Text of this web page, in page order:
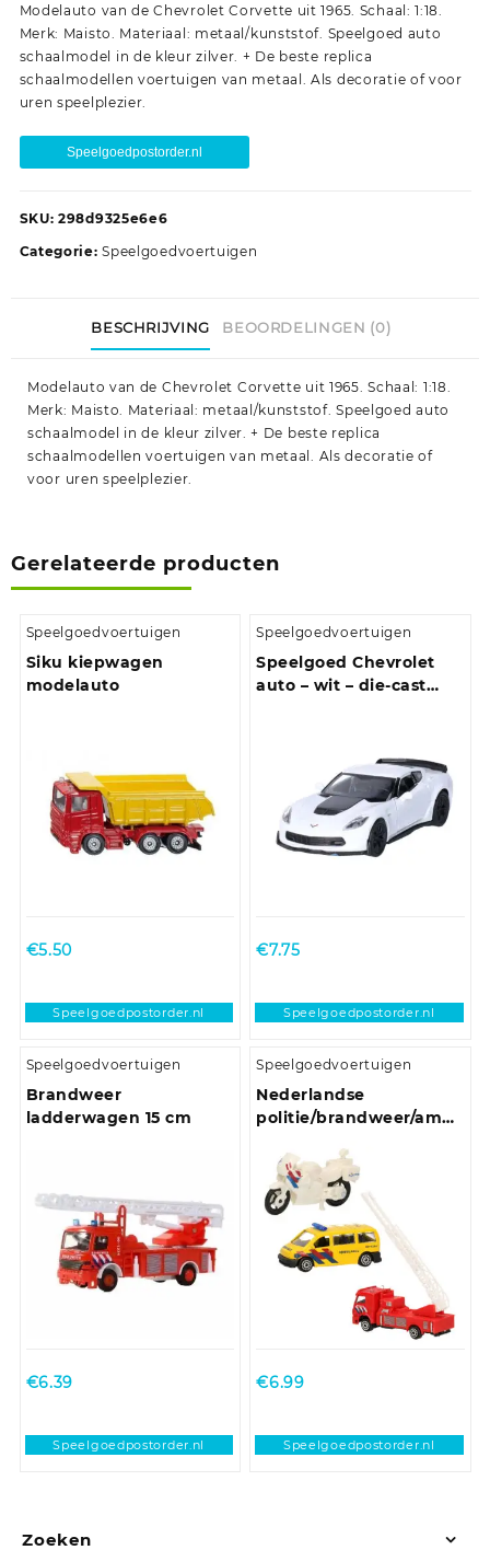
Modelauto van de Chevrolet Corvette uit 1965. Schaal: 1:18.
Merk: Maisto. Materiaal: metaal/kunststof. Speelgoed auto
schaalmodel in de kleur zilver. + De beste replica
schaalmodellen voertuigen van metaal. Als decoratie of voor
uren speelplezier.
Speelgoedpostorder.nl
SKU: 298d9325e6e6
Categorie:Speelgoedvoertuigen
BESCHRIJVING BEOORDELINGEN (0)
Modelauto van de Chevrolet Corvette uit 1965. Schaal: 1:18.
Merk: Maisto. Materiaal: metaal/kunststof. Speelgoed auto
schaalmodel in de kleur zilver. + De beste replica
schaalmodellen voertuigen van metaal. Als decoratie of
voor uren speelplezier.
Gerelateerde producten
Speelgoedvoertuigen
Siku kiepwagen
modelauto
€5.50
Speelgoedpostorder.nl
Speelgoedvoertuigen
Speelgoed Chevrolet
auto – wit – die-cast
€7.75
Speelgoedpostorder.nl
Speelgoedvoertuigen
Brandweer
ladderwagen 15 cm
€6.39
Speelgoedpostorder.nl
Speelgoedvoertuigen
Nederlandse
politie/brandweer/
€6.99
Speelgoedpostorder.nl
Zoeken